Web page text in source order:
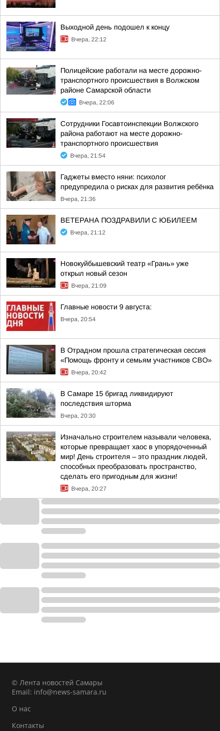
Выходной день подошел к концу
Вчера, 22:12
Полицейские работали на месте дорожно-
транспортного происшествия в Волжском
районе Самарской области
Вчера, 22:06
Сотрудники Госавтоинспекции Волжского
района работают на месте дорожно-
транспортного происшествия
Вчера, 21:54
Гаджеты вместо няни: психолог
предупредила о рисках для развития ребёнка
Вчера, 21:36
ВЕТЕРАНА ПОЗДРАВИЛИ С ЮБИЛЕЕМ
Вчера, 21:12
Новокуйбышевский театр «Грань» уже
открыл новый сезон
Вчера, 21:09
Главные новости 9 августа:
Вчера, 20:54
В Отрадном прошла стратегическая сессия
«Помощь фронту и семьям участников СВО»
Вчера, 20:42
В Самаре 15 бригад ликвидируют
последствия шторма
Вчера, 20:30
Изначально строителем называли человека,
которые превращает хаос в упорядоченный
мир! День строителя – это праздник людей,
способных преобразовать пространство,
сделать его пригодным для жизни!
Вчера, 20:27
© Лента новостей Самары
Email: info@news-samara.ru
О нас
Контакты